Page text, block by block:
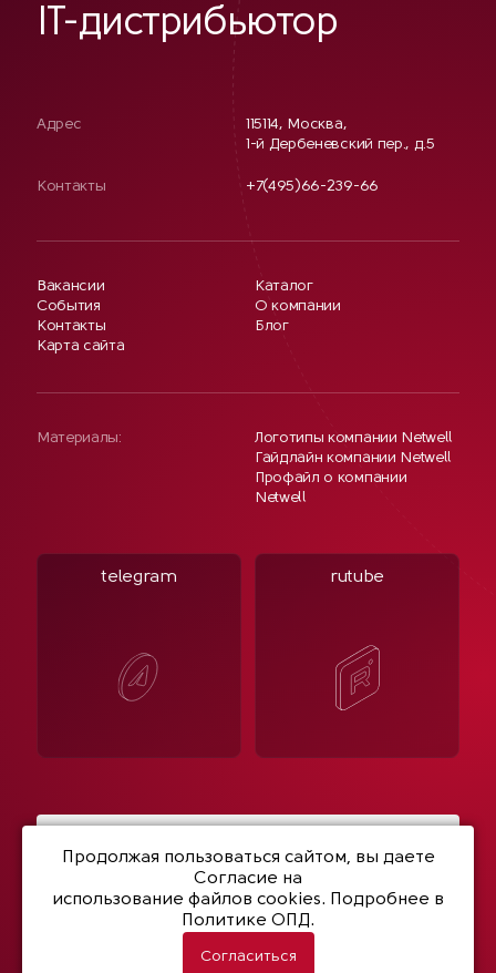
IT-дистрибьютор
Адрес
115114, Москва,
1-й Дербеневский пер., д.5
Контакты +7(495)66-239-66
Вакансии
События
Контакты
Карта сайта
Каталог
О компании
Блог
Материалы:
Логотипы компании Netwell
Гайдлайн компании Netwell
Профайл о компании
Netwell
telegram rutube
Политика конфиденциальности
Продолжая пользоваться сайтом, вы даете
Согласие на
использование файлов cookies. Подробнее в
Политике ОПД.
Согласиться